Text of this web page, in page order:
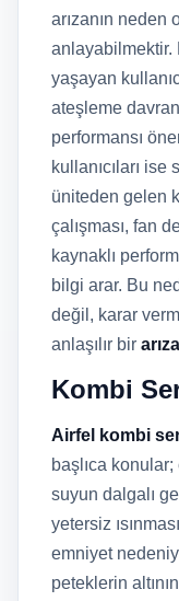
arızanın neden
anlayabilmektir.
yaşayan
ateşleme
performansı
kullanıcıları
üniteden gelen
çalışması, fan
kaynaklı
bilgi arar. Bu
değil, karar
anlaşılır bir
Kombi
Airfel kombi
başlıca konular;
suyun dalgalı
yetersiz
emniyet
peteklerin